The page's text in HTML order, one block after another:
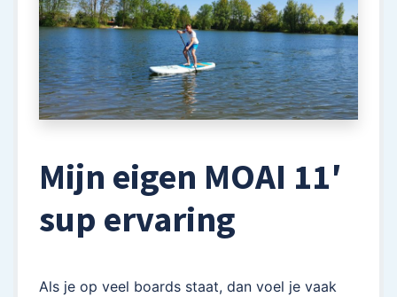
Mijn eigen MOAI 11′
sup ervaring
Als je op veel boards staat, dan voel je vaak